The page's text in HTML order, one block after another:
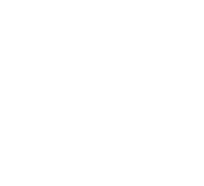
zijn de GPS-gegevens
Kompass.